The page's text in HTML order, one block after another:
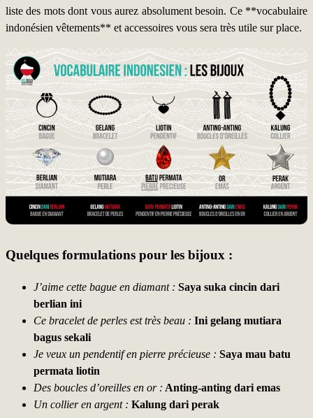
liste des mots dont vous aurez absolument besoin. Ce **vocabulaire
indonésien vêtements** et accessoires vous sera très utile sur place.
Quelques formulations pour les bijoux :
J’aime cette bague en diamant : Saya suka cincin dari
berlian ini
Ce bracelet de perles est très beau : Ini gelang mutiara
bagus sekali
Je veux un pendentif en pierre précieuse : Saya mau batu
permata liotin
Des boucles d’oreilles en or : Anting-anting dari emas
Un collier en argent : Kalung dari perak